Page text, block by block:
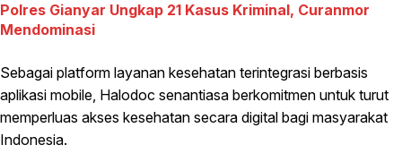
Polres Gianyar Ungkap 21 Kasus Kriminal, Curanmor
Mendominasi
Sebagai platform layanan kesehatan terintegrasi berbasis
aplikasi mobile, Halodoc senantiasa berkomitmen untuk turut
memperluas akses kesehatan secara digital bagi masyarakat
Indonesia.